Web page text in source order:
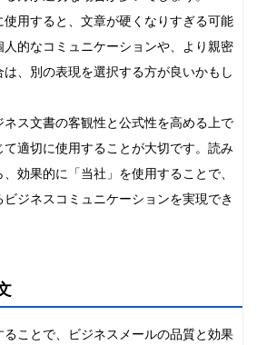
用すると、文章が硬くなりすぎる可能
的なコミュニケーションや、より親密
、別の表現を選択する方が良いかもし
ネス文書の客観性と公式性を高める上で
適切に使用することが大切です。読み
効果的に「当社」を使用することで、
ジネスコミュニケーションを実現でき
ることで、ビジネスメールの品質と効果